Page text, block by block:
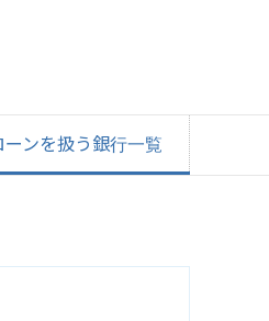
ーンを扱う銀行一覧